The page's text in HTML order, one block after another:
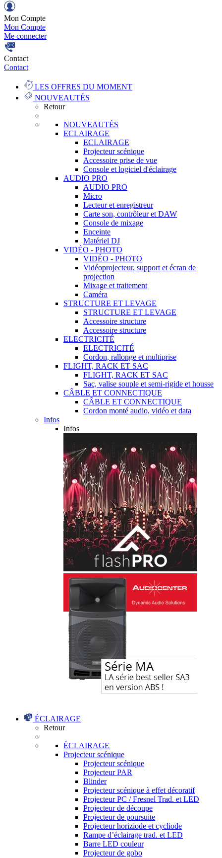
Mon Compte
Mon Compte
Me connecter
Contact
Contact
LES OFFRES DU MOMENT
NOUVEAUTÉS
Retour
NOUVEAUTÉS
ECLAIRAGE
ECLAIRAGE
Projecteur scénique
Accessoire prise de vue
Console et logiciel d'éclairage
AUDIO PRO
AUDIO PRO
Micro
Lecteur et enregistreur
Carte son, contrôleur et DAW
Console de mixage
Enceinte
Matériel DJ
VIDÉO - PHOTO
VIDÉO - PHOTO
Vidéoprojecteur, support et écran de
projection
Mixage et traitement
Caméra
STRUCTURE ET LEVAGE
STRUCTURE ET LEVAGE
Accessoire structure
Accessoire structure
ELECTRICITÉ
ELECTRICITÉ
Cordon, rallonge et multiprise
FLIGHT, RACK ET SAC
FLIGHT, RACK ET SAC
Sac, valise souple et semi-rigide et housse
CÂBLE ET CONNECTIQUE
CÂBLE ET CONNECTIQUE
Cordon monté audio, vidéo et data
Infos
Infos
ÉCLAIRAGE
Retour
ÉCLAIRAGE
Projecteur scénique
Projecteur scénique
Projecteur PAR
Blinder
Projecteur scénique à effet décoratif
Projecteur PC / Fresnel Trad. et LED
Projecteur de découpe
Projecteur de poursuite
Projecteur horiziode et cycliode
Rampe d’éclairage trad. et LED
Barre LED couleur
Projecteur de gobo